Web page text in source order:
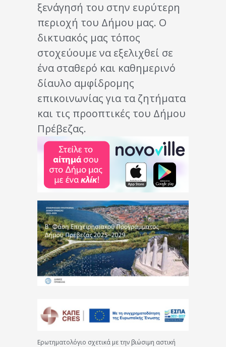
ξενάγησή του στην ευρύτερη
περιοχή του Δήμου μας. Ο
δικτυακός μας τόπος
στοχεύουμε να εξελιχθεί σε
ένα σταθερό και καθημερινό
δίαυλο αμφίδρομης
επικοινωνίας για τα ζητήματα
και τις προοπτικές του Δήμου
Πρέβεζας.
Ερωτηματολόγιο σχετικά με την βιώσιμη αστική